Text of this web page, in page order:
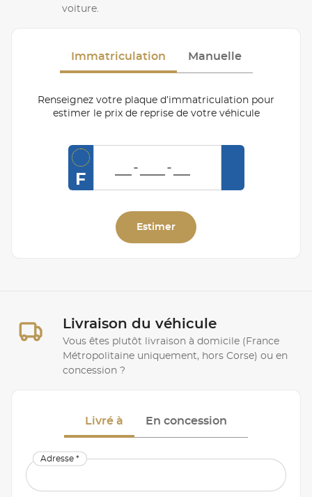
voiture.
Immatriculation Manuelle
Renseignez votre plaque d’immatriculation pour
estimer le prix de reprise de votre véhicule
F
Estimer
Livraison du véhicule
Vous êtes plutôt livraison à domicile (France
Métropolitaine uniquement, hors Corse) ou en
concession ?
Livré à En concession
Adresse *